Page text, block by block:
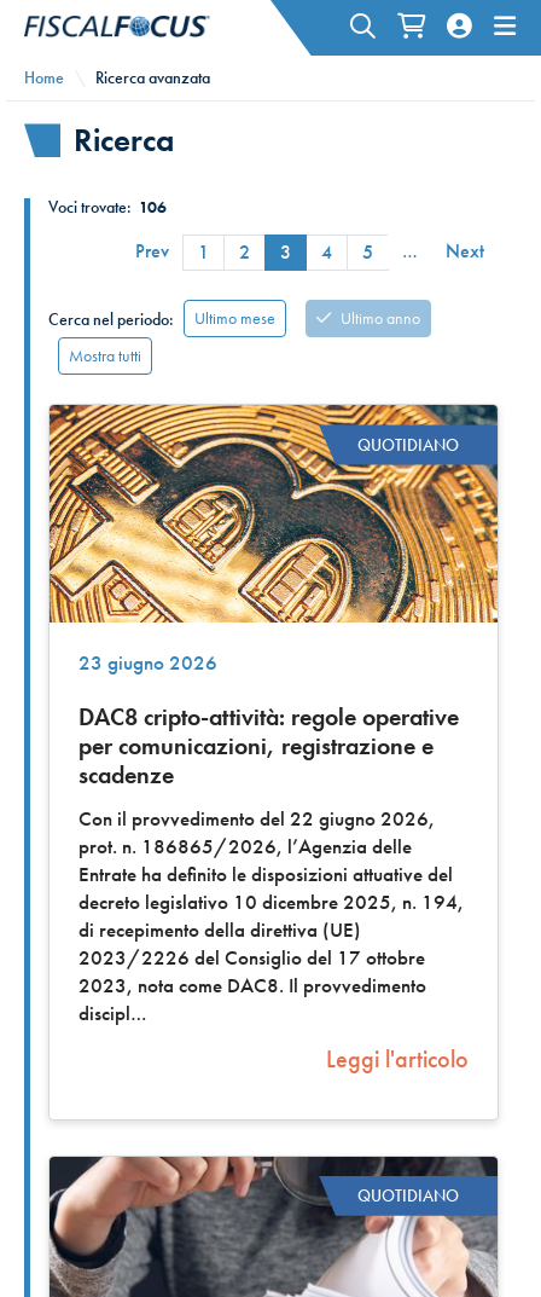
Home Ricerca avanzata
Ricerca
Voci trovate: 106
Prev 1 2 3 4 5 … Next
Cerca nel periodo: Ultimo mese
Ultimo anno
Mostra tutti
QUOTIDIANO
23 giugno 2026
DAC8 cripto-attività: regole operative
per comunicazioni, registrazione e
scadenze
Con il provvedimento del 22 giugno 2026,
prot. n. 186865/2026, l’Agenzia delle
Entrate ha definito le disposizioni attuative del
decreto legislativo 10 dicembre 2025, n. 194,
di recepimento della direttiva (UE)
2023/2226 del Consiglio del 17 ottobre
2023, nota come DAC8. Il provvedimento
discipl
Leggi l'articolo
QUOTIDIANO